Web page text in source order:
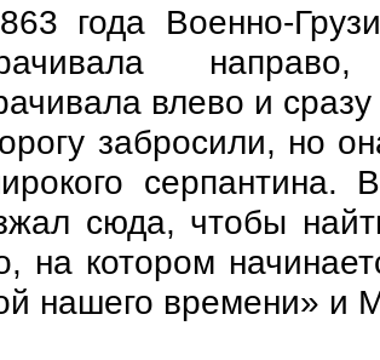
года Военно-
влево и
забросили, но
серпантина.
сюда, чтобы
на котором
нашего времени» и